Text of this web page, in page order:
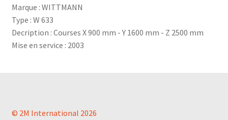
Marque : WITTMANN
Type : W 633
Decription : Courses X 900 mm - Y 1600 mm - Z 2500 mm
Mise en service : 2003
© 2M International 2026